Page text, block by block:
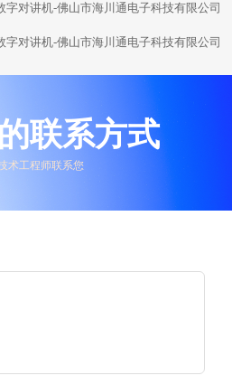
字对讲机-佛山市海川通电子科技有限公司
字对讲机-佛山市海川通电子科技有限公司
联系方式
术工程师联系您